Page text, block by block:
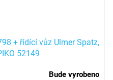
+ řídící vůz Ulmer Spatz,
52149
Bude vyrobeno